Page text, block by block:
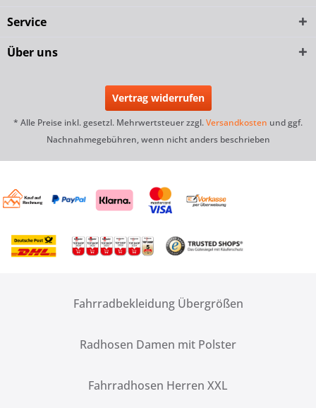
Service
Über uns
Vertrag widerrufen
* Alle Preise inkl. gesetzl. Mehrwertsteuer zzgl.Versandkosten und ggf.
Nachnahmegebühren, wenn nicht anders beschrieben
Fahrradbekleidung Übergrößen
Radhosen Damen mit Polster
Fahrradhosen Herren XXL